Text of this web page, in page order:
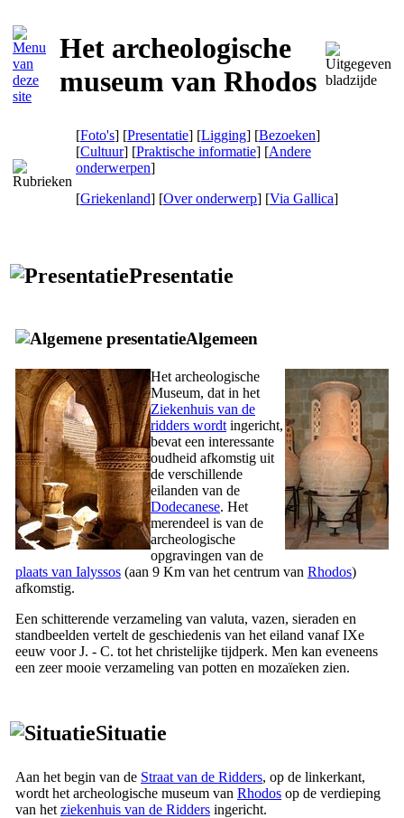
Het archeologische
museum van Rhodos
[Foto's] [Presentatie] [Ligging] [Bezoeken]
[Cultuur] [Praktische informatie] [Andere
onderwerpen]
[Griekenland] [Over onderwerp] [Via Gallica]
Presentatie
Algemeen
Het archeologische
Museum, dat in het
Ziekenhuis van de
ridders wordt ingericht,
bevat een interessante
oudheid afkomstig uit
de verschillende
eilanden van de
Dodecanese. Het
merendeel is van de
archeologische
opgravingen van de
plaats van Ialyssos (aan 9 Km van het centrum van Rhodos)
afkomstig.
Een schitterende verzameling van valuta, vazen, sieraden en
standbeelden vertelt de geschiedenis van het eiland vanafIXe
eeuw voor J. - C. tot het christelijke tijdperk. Men kan eveneens
een zeer mooie verzameling van potten en mozaïeken zien.
Situatie
Aan het begin van de Straat van de Ridders, op de linkerkant,
wordt het archeologische museum van Rhodos op de verdieping
van het ziekenhuis van de Ridders ingericht.